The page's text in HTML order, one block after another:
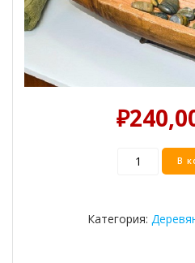
₽
товара
для
В
Категория: